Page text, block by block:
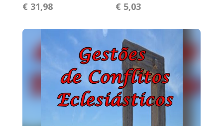
€ 31,98 € 5,03